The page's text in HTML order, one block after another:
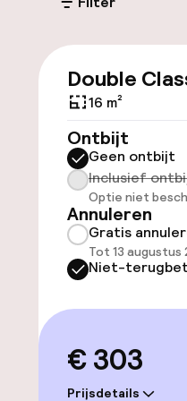
Overal
Lift
Kamers
Voor
Zwemmen &
Double
16 m²
Ontbijt
Geen ontbijt
Inclusief
Optie niet
Annuleren
Gratis
Tot 13 augustus
Niet-
€ 303
Prijsdetails